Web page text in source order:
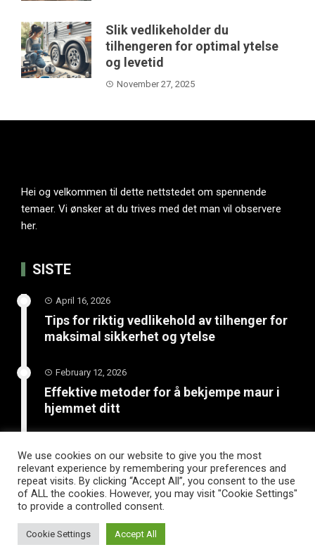
Slik vedlikeholder du
tilhengeren for optimal ytelse
og levetid
November 27, 2025
Hei og velkommen til dette nettstedet om spennende
temaer. Vi ønsker at du trives med det man vil observere
her.
SISTE
April 16, 2026
Tips for riktig vedlikehold av tilhenger for
maksimal sikkerhet og ytelse
February 12, 2026
Effektive metoder for å bekjempe maur i
hjemmet ditt
Unngå katastrofe på vinterveiene med
riktige vinterdekk til tilhenger
We use cookies on our website to give you the most
relevant experience by remembering your preferences and
repeat visits. By clicking “Accept All”, you consent to the use
of ALL the cookies. However, you may visit "Cookie Settings"
to provide a controlled consent.
Cookie Settings Accept All